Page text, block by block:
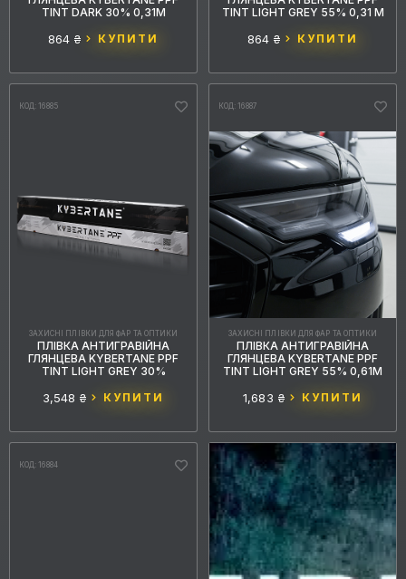
чорний 2 4
БРЕНД
Kybertane
МАТЕРІАЛ
СТРУКТУРА
ШИРИНА, М
СПОСІБ НАНЕСЕННЯ
TINT DARK 30% 0,31М
864 ₴ КУПИТИ
TINT LIGHT GREY 55% 0,31 М
864 ₴ КУПИТИ
КОД: 16885
ЗАХИСНІ ПЛІВКИ ДЛЯ ФАР ТА ОПТИКИ
ПЛІВКА АНТИГРАВІЙНА
ГЛЯНЦЕВА KYBERTANE PPF
TINT LIGHT GREY 30%
3,548 ₴ КУПИТИ
КОД: 16887
ЗАХИСНІ ПЛІВКИ ДЛЯ ФАР ТА ОПТИКИ
ПЛІВКА АНТИГРАВІЙНА
ГЛЯНЦЕВА KYBERTANE PPF
TINT LIGHT GREY 55% 0,61М
1,683 ₴ КУПИТИ
КОД: 16884